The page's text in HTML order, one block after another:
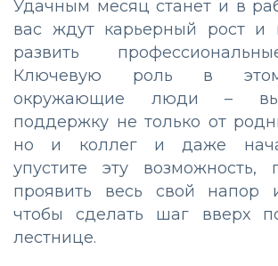
Удачным месяц станет и в
вас ждут карьерный рост и
развить
Ключевую роль в
окружающие люди – вы
поддержку не только от
но и коллег и даже
упустите эту возможность,
проявить весь свой напор
чтобы сделать шаг вверх
лестнице.